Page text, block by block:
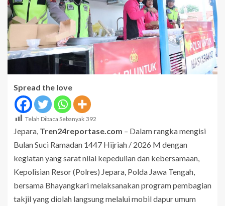
Spread the love
Telah Dibaca Sebanyak 392
Jepara, Tren24reportase.com – Dalam rangka mengisi
Bulan Suci Ramadan 1447 Hijriah / 2026 M dengan
kegiatan yang sarat nilai kepedulian dan kebersamaan,
Kepolisian Resor (Polres) Jepara, Polda Jawa Tengah,
bersama Bhayangkari melaksanakan program pembagian
takjil yang diolah langsung melalui mobil dapur umum